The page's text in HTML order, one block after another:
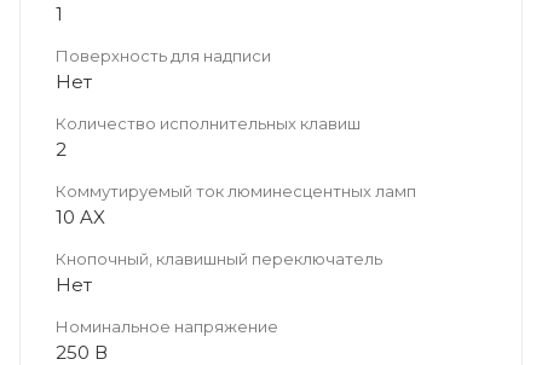
1
Поверхность для надписи
Нет
Количество исполнительных клавиш
2
Коммутируемый ток люминесцентных ламп
10 AX
Кнопочный, клавишный переключатель
Нет
Номинальное напряжение
250 В